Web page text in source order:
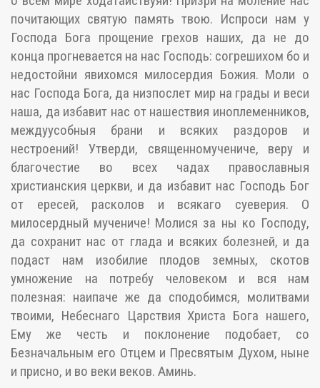
почитающих святую память твою. Испроси нам у
Господа Бога прощение грехов наших, да не до
конца прогневается на нас Господь: согрешихом бо и
недостойни явихомся милосердия Божия. Моли о
нас Господа Бога, да низпослет мир на грады и веси
наша, да избавит нас от нашествия иноплеменников,
междуусобныя брани и всяких раздоров и
нестроений! Утверди, священномучениче, веру и
благочестие во всех чадах православныя
христианския церкви, и да избавит нас Господь Бог
от ересей, расколов и всякаго суеверия. О
милосердный мучениче! Молися за ны ко Господу,
да сохранит нас от глада и всяких болезней, и да
подаст нам изобилие плодов земных, скотов
умножение на потребу человеком и вся нам
полезная: наипаче же да сподобимся, молитвами
твоими, Небеснаго Царствия Христа Бога нашего,
Ему же честь и поклонение подобает, со
Безначальным его Отцем и Пресвятым Духом, ныне
и присно, и во веки веков. Аминь.